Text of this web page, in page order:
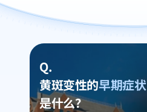
Q.
黄斑变性的早期症状
是什么？